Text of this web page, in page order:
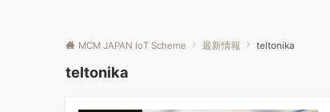
MCM JAPAN IoT Scheme 最新情報 teltonika
teltonika